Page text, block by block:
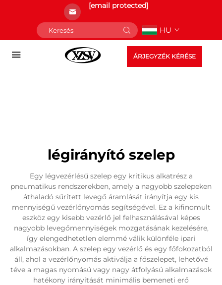
[email protected]
HU
ÁRJEGYZÉK KÉRÉSE
légirányító szelep
Egy légvezérlésű szelep egy kritikus alkatrész a
pneumatikus rendszerekben, amely a nagyobb szelepeken
áthaladó sűrített levegő áramlását irányítja egy kis
mennyiségű vezérlőnyomás segítségével. Ez a kifinomult
eszköz egy kisebb vezérlő jel felhasználásával képes
nagyobb levegőmennyiségek mozgatásának kezelésére,
így elengedhetetlen elemmé válik különféle ipari
alkalmazásokban. A szelep egy vezérlő és egy főfokozatból
áll, ahol a vezérlőnyomás aktiválja a főszelepet, lehetővé
téve a magas nyomású vagy nagy átfolyású alkalmazások
hatékony irányítását minimális bemeneti erő